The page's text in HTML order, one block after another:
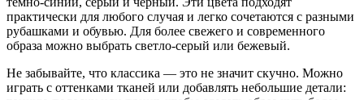
практически для любого случая и легко сочетаются с разными
рубашками и обувью. Для более свежего и современного
образа можно выбрать светло-серый или бежевый.
Не забывайте, что классика — это не значит скучно. Можно
играть с оттенками тканей или добавлять небольшие детали: